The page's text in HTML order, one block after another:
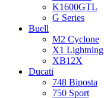
K1600GTL
G Series
Buell
M2 Cyclone
X1 Lightning
XB12X
Ducati
748 Biposta
750 Sport